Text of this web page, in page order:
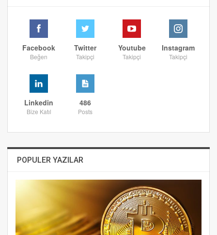
Facebook
Beğen
Twitter
Takipçi
Youtube
Takipçi
Instagram
Takipçi
Linkedin
Bize Katıl
486
Posts
POPULER YAZILAR